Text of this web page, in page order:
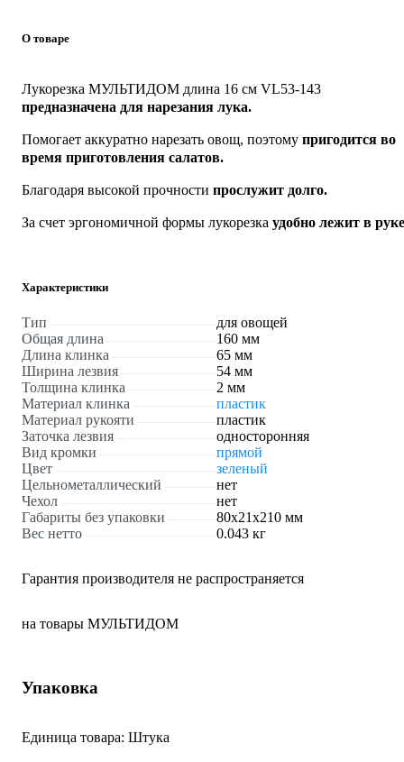
О товаре
Лукорезка МУЛЬТИДОМ длина 16 см VL53-143
предназначена для нарезания лука.
Помогает аккуратно нарезать овощ, поэтому пригодится во
время приготовления салатов.
Благодаря высокой прочности прослужит долго.
За счет эргономичной формы лукорезка удобно лежит в
Характеристики
Тип
для овощей
Общая длина
160 мм
Длина клинка
65 мм
Ширина лезвия
54 мм
Толщина клинка
2 мм
Материал клинка
пластик
Материал рукояти
пластик
Заточка лезвия
односторонняя
Вид кромки
прямой
Цвет
зеленый
Цельнометаллический
нет
Чехол
нет
Габариты без упаковки
80x21x210 мм
Вес нетто
0.043 кг
Гарантия производителя не распространяется
на товары МУЛЬТИДОМ
Упаковка
Единица товара: Штука